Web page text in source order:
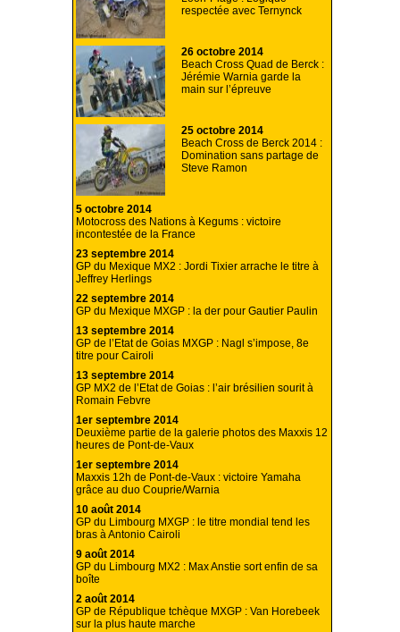
respectée avec Ternynck
26 octobre 2014
Beach Cross Quad de Berck :
Jérémie Warnia garde la
main sur l’épreuve
25 octobre 2014
Beach Cross de Berck 2014 :
Domination sans partage de
Steve Ramon
5 octobre 2014
Motocross des Nations à Kegums : victoire
incontestée de la France
23 septembre 2014
GP du Mexique MX2 : Jordi Tixier arrache le titre à
Jeffrey Herlings
22 septembre 2014
GP du Mexique MXGP : la der pour Gautier Paulin
13 septembre 2014
GP de l’Etat de Goias MXGP : Nagl s’impose, 8e
titre pour Cairoli
13 septembre 2014
GP MX2 de l’Etat de Goias : l’air brésilien sourit à
Romain Febvre
1er septembre 2014
Deuxième partie de la galerie photos des Maxxis 12
heures de Pont-de-Vaux
1er septembre 2014
Maxxis 12h de Pont-de-Vaux : victoire Yamaha
grâce au duo Couprie/Warnia
10 août 2014
GP du Limbourg MXGP : le titre mondial tend les
bras à Antonio Cairoli
9 août 2014
GP du Limbourg MX2 : Max Anstie sort enfin de sa
boîte
2 août 2014
GP de République tchèque MXGP : Van Horebeek
sur la plus haute marche